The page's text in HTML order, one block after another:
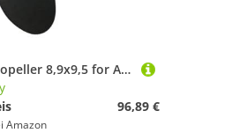
HLTesy Propeller 8,9x9,5 for Außenbordmotor 8HP 9,8 Horsepower MFS9.8 NSF9.8 12 Zähne Spline 3B2B64519-1 Marine Teile
96,89 €
Amazon